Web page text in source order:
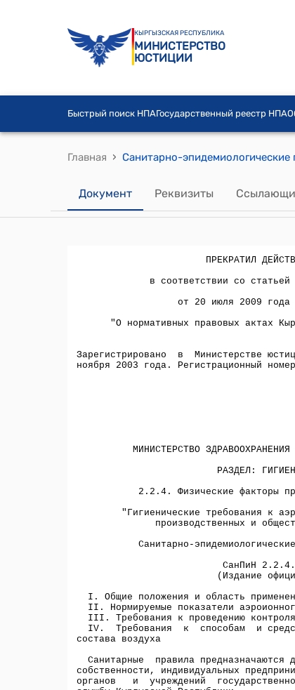
КЫРГЫЗСКАЯ РЕСПУБЛИКА
МИНИСТЕРСТВО
ЮСТИЦИИ
Быстрый поиск НПАГосударственный реестр НПА
Главная ›
Документ Реквизиты